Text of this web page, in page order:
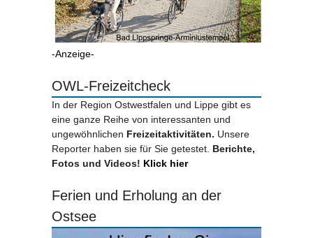
-Anzeige-
OWL-Freizeitcheck
In der Region Ostwestfalen und Lippe gibt es
eine ganze Reihe von interessanten und
ungewöhnlichen Freizeitaktivitäten. Unsere
Reporter haben sie für Sie getestet. Berichte,
Fotos und Videos! Klick hier
Ferien und Erholung an der
Ostsee